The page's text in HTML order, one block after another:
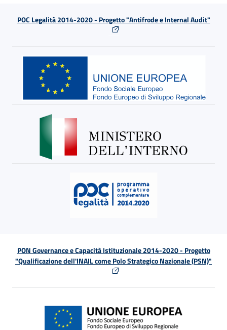
POC Legalità 2014-2020 - Progetto "Antifrode e Internal Audit"
PON Governance e Capacità Istituzionale 2014-2020 - Progetto
"Qualificazione dell'INAIL come Polo Strategico Nazionale (PSN)"